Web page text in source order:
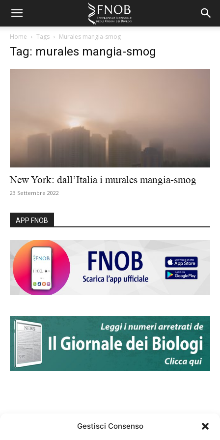
Gestisci Consenso
Home Tags Murales mangia-smog
Tag: murales mangia-smog
New York: dall’Italia i murales mangia-smog
23 Settembre 2022
APP FNOB